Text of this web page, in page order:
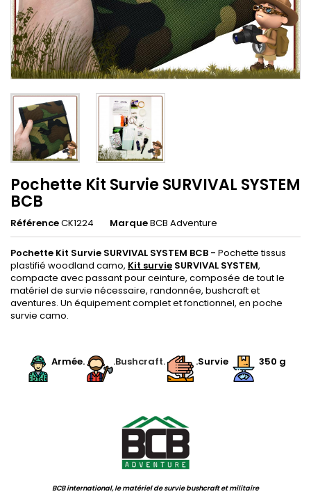
Pochette Kit Survie SURVIVAL SYSTEM
BCB
RéférenceCK1224 MarqueBCB Adventure
Pochette Kit Survie SURVIVAL SYSTEM BCB - Pochette tissus
plastifié woodland camo, Kit survie SURVIVAL SYSTEM,
compacte avec passant pour ceinture, composée de tout le
matériel de survie nécessaire, randonnée, bushcraft et
aventures. Un équipement complet et fonctionnel, en poche
survie camo.
Armée.
.Bushcraft. .Survie 350 g
BCB international, le matériel de survie bushcraft et militaire